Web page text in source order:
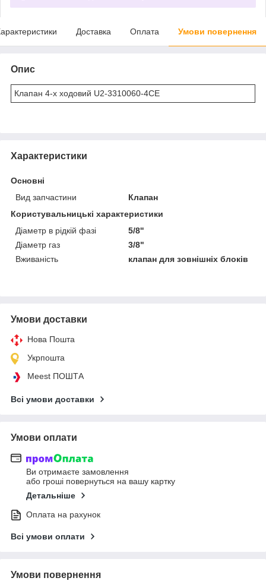
Доставка Оплата Умови повернення
Опис
Клапан 4-х ходовий U2-3310060-4CE
Характеристики
Основні
Вид запчастини
Клапан
Користувальницькі характеристики
Діаметр в рідкій фазі
5/8''
Діаметр газ
3/8"
Вживаність
клапан для зовнішніх блоків
Умови доставки
Нова Пошта
Укрпошта
Meest ПОШТА
Всі умови доставки
Умови оплати
Ви отримаєте замовлення
або гроші повернуться на вашу картку
Детальніше
Оплата на рахунок
Всі умови оплати
Умови повернення